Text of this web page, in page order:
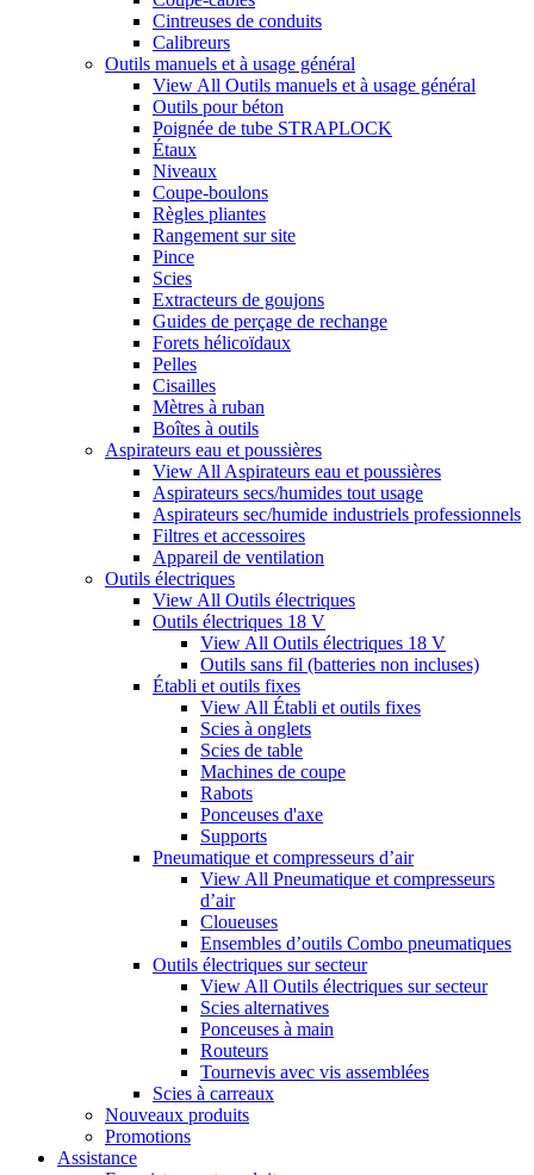
Cintreuses de conduits
Calibreurs
Outils manuels et à usage général
View All Outils manuels et à usage général
Outils pour béton
Poignée de tube STRAPLOCK
Étaux
Niveaux
Coupe-boulons
Règles pliantes
Rangement sur site
Pince
Scies
Extracteurs de goujons
Guides de perçage de rechange
Forets hélicoïdaux
Pelles
Cisailles
Mètres à ruban
Boîtes à outils
Aspirateurs eau et poussières
View All Aspirateurs eau et poussières
Aspirateurs secs/humides tout usage
Aspirateurs sec/humide industriels professionnels
Filtres et accessoires
Appareil de ventilation
Outils électriques
View All Outils électriques
Outils électriques 18 V
View All Outils électriques 18 V
Outils sans fil (batteries non incluses)
Établi et outils fixes
View All Établi et outils fixes
Scies à onglets
Scies de table
Machines de coupe
Rabots
Ponceuses d'axe
Supports
Pneumatique et compresseurs d’air
View All Pneumatique et compresseurs
d’air
Cloueuses
Ensembles d’outils Combo pneumatiques
Outils électriques sur secteur
View All Outils électriques sur secteur
Scies alternatives
Ponceuses à main
Routeurs
Tournevis avec vis assemblées
Scies à carreaux
Nouveaux produits
Promotions
Assistance